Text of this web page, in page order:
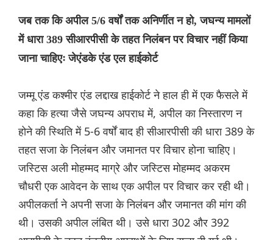
जब तक कि अपील 5/6 वर्षों तक अनिर्णीत न हो, जघन्य मामलों
में धारा 389 सीआरपीसी के तहत निलंबन पर विचार नहीं किया
जाना चाहिएः जेएंडके एंड एल हाईकोर्ट
जम्मू एंड कश्मीर एंड लद्दाख हाईकोर्ट ने हाल ही में एक फैसले में
कहा कि हत्या जैसे जघन्य अपराध में, अपील का निस्तारण न
होने की स्थिति में 5-6 वर्षों बाद ही सीआरपीसी की धारा 389 के
तहत सजा के निलंबन और जमानत पर विचार होना चाहिए।
जस्टिस अली मोहम्मद माग्रे और जस्टिस मोहम्मद अकरम
चौधरी एक आवेदन के साथ एक अपील पर विचार कर रही थी।
अपीलकर्ता ने अपनी सजा के निलंबन और जमानत की मांग की
थी। उसकी अपील लंबित थी। उसे धारा 302 और 392